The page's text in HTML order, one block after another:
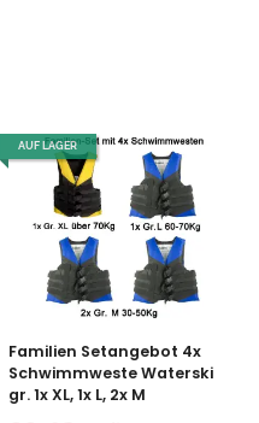
AUF LAGER
Familien Setangebot 4x
Schwimmweste Waterski
gr. 1x XL, 1x L, 2x M